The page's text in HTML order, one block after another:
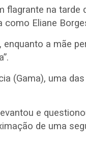
flagrante na
Eliane
a mãe
(Gama), uma
e
de uma